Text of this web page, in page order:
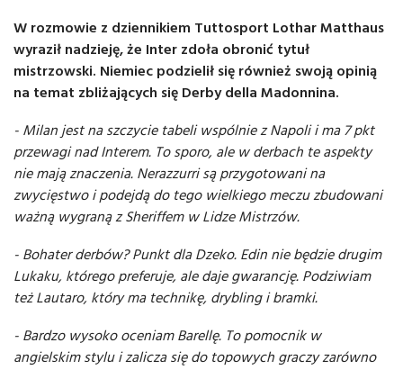
W rozmowie z dziennikiem Tuttosport Lothar Matthaus
wyraził nadzieję, że Inter zdoła obronić tytuł
mistrzowski. Niemiec podzielił się również swoją opinią
na temat zbliżających się Derby della Madonnina.
- Milan jest na szczycie tabeli wspólnie z Napoli i ma 7 pkt
przewagi nad Interem. To sporo, ale w derbach te aspekty
nie mają znaczenia. Nerazzurri są przygotowani na
zwycięstwo i podejdą do tego wielkiego meczu zbudowani
ważną wygraną z Sheriffem w Lidze Mistrzów.
- Bohater derbów? Punkt dla Dzeko. Edin nie będzie drugim
Lukaku, którego preferuje, ale daje gwarancję. Podziwiam
też Lautaro, który ma technikę, drybling i bramki.
- Bardzo wysoko oceniam Barellę. To pomocnik w
angielskim stylu i zalicza się do topowych graczy zarówno